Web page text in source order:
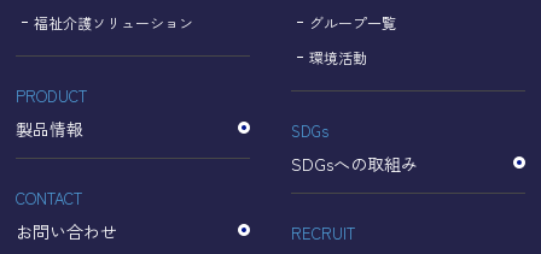
個人情報に関するお問い合わせ窓口
名古屋理研電具株式会社
TEL：052-833-1248
福祉介護ソリューション
PRODUCT
製品情報
CONTACT
お問い合わせ
グループ一覧
環境活動
SDGs
SDGsへの取組み
RECRUIT